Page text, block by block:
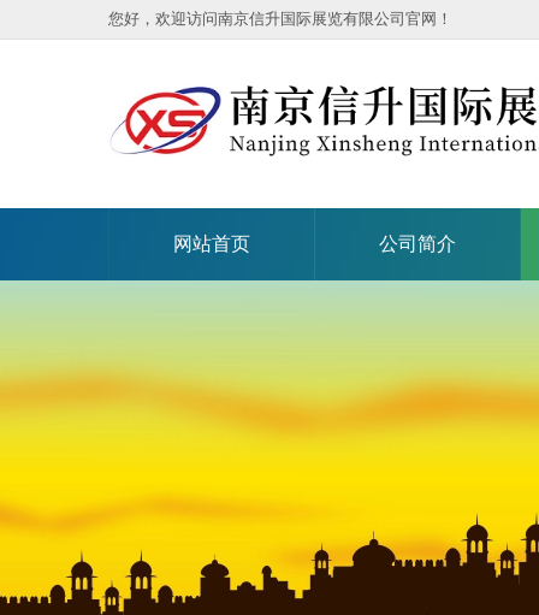
您好，欢迎访问南京信升国际展览有限公司官网！
网站首页 公司简介